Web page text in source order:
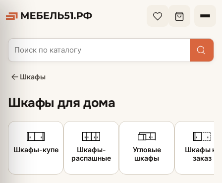
Шкафы
Шкафы для дома
Шкафы-купе
Шкафы-
распашные
Угловые
шкафы
Шкафы на
заказ